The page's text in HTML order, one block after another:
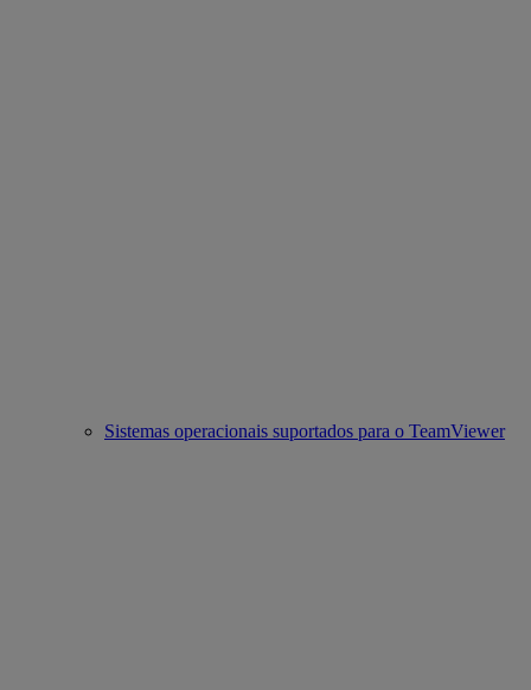
Sistemas operacionais suportados para o TeamViewer